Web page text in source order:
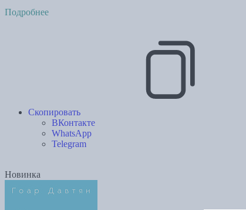
Подробнее
Скопировать
ВКонтакте
WhatsApp
Telegram
Новинка